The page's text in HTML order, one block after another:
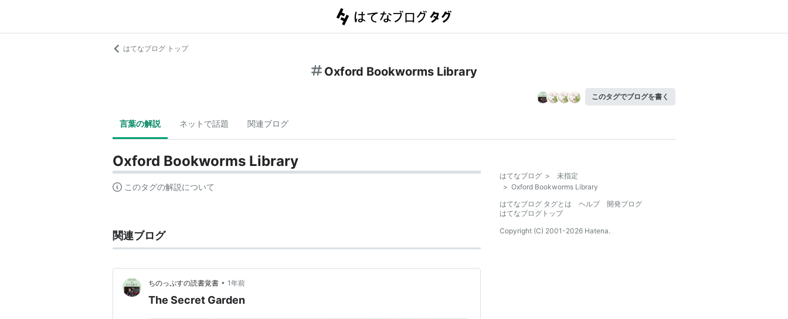
はてなブログ トップ
Oxford Bookworms Library
このタグでブログを書く
言葉の解説 ネットで話題 関連ブログ
Oxford Bookworms Library
このタグの解説について
関連ブログ
ちのっぷすの読書覚書 • 1年前
The Secret Garden
はてなブログ >
未指定
> Oxford Bookworms Library
はてなブログ タグとは
ヘルプ
開発ブログ
はてなブログトップ
Copyright (C) 2001-2026 Hatena.